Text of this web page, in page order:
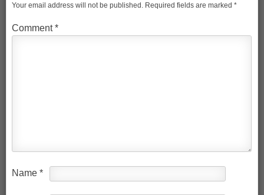
Your email address will not be published. Required fields are marked *
Comment*
Name *